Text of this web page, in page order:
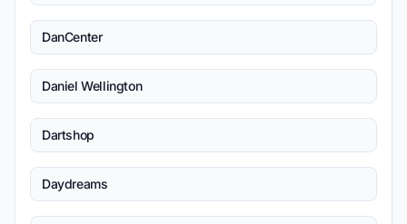
DanCenter
Daniel Wellington
Dartshop
Daydreams